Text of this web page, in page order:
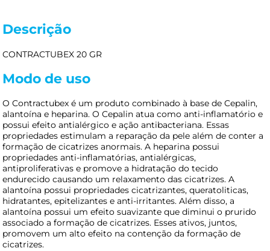
Descrição
CONTRACTUBEX 20 GR
Modo de uso
O Contractubex é um produto combinado à base de Cepalin,
alantoína e heparina. O Cepalin atua como anti-inflamatório e
possui efeito antialérgico e ação antibacteriana. Essas
propriedades estimulam a reparação da pele além de conter a
formação de cicatrizes anormais. A heparina possui
propriedades anti-inflamatórias, antialérgicas,
antiproliferativas e promove a hidratação do tecido
endurecido causando um relaxamento das cicatrizes. A
alantoína possui propriedades cicatrizantes, queratoliticas,
hidratantes, epitelizantes e anti-irritantes. Além disso, a
alantoína possui um efeito suavizante que diminui o prurido
associado a formação de cicatrizes. Esses ativos, juntos,
promovem um alto efeito na contenção da formação de
cicatrizes.